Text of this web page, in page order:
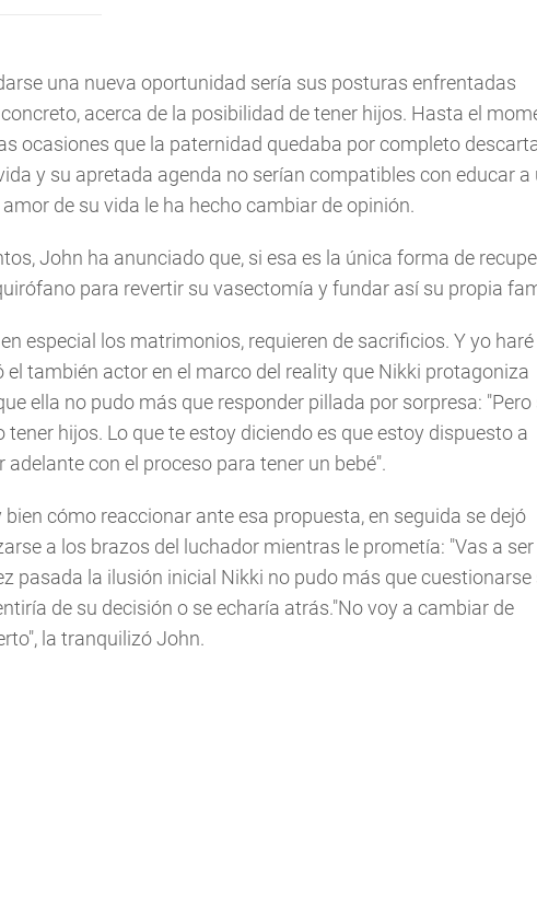
una nueva oportunidad sería sus posturas enfrentadas
acerca de la posibilidad de tener hijos. Hasta el
ocasiones que la paternidad quedaba por completo
y su apretada agenda no serían compatibles con educar a
de su vida le ha hecho cambiar de opinión.
John ha anunciado que, si esa es la única forma de
para revertir su vasectomía y fundar así su propia
especial los matrimonios, requieren de sacrificios. Y yo haré
el también actor en el marco del reality que Nikki protagoniza
ella no pudo más que responder pillada por sorpresa: "Pero
tener hijos. Lo que te estoy diciendo es que estoy dispuesto a
con el proceso para tener un bebé".
cómo reaccionar ante esa propuesta, en seguida se dejó
a los brazos del luchador mientras le prometía: "Vas a ser
pasada la ilusión inicial Nikki no pudo más que cuestionarse
de su decisión o se echaría atrás."No voy a cambiar de
la tranquilizó John.